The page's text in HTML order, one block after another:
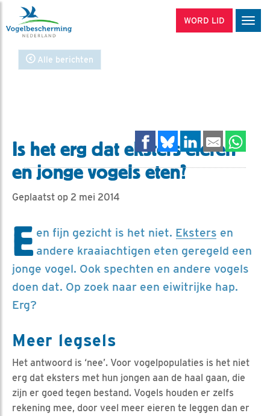
WORD LID
Alle berichten
Is het erg dat eksters eieren
en jonge vogels eten?
Geplaatst op 2 mei 2014
E en fijn gezicht is het niet. Eksters en
andere kraaiachtigen eten geregeld een
jonge vogel. Ook spechten en andere vogels
doen dat. Op zoek naar een eiwitrijke hap.
Erg?
Meer legsels
Het antwoord is ‘nee’. Voor vogelpopulaties is het niet
erg dat eksters met hun jongen aan de haal gaan, die
zijn er goed tegen bestand. Vogels houden er zelfs
rekening mee, door veel meer eieren te leggen dan er